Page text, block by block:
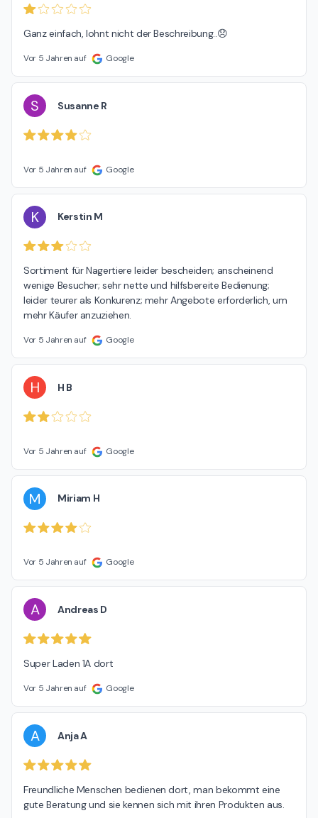
Ganz einfach, lohnt nicht der Beschreibung..😞
Vor 5 Jahren auf Google
S Susanne R
Vor 5 Jahren auf Google
K Kerstin M
Sortiment für Nagertiere leider bescheiden; anscheinend
wenige Besucher; sehr nette und hilfsbereite Bedienung;
leider teurer als Konkurenz; mehr Angebote erforderlich, um
mehr Käufer anzuziehen.
Vor 5 Jahren auf Google
H H B
Vor 5 Jahren auf Google
M Miriam H
Vor 5 Jahren auf Google
A Andreas D
Super Laden 1A dort
Vor 5 Jahren auf Google
A Anja A
Freundliche Menschen bedienen dort, man bekommt eine
gute Beratung und sie kennen sich mit ihren Produkten aus.